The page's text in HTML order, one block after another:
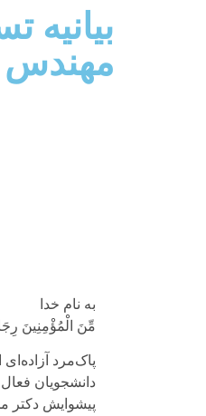
مهندس
به نام خدا
مِّنَ الْمُؤْمِنِينَ
پاک‌مرد
دانشجویان
پیشوایش